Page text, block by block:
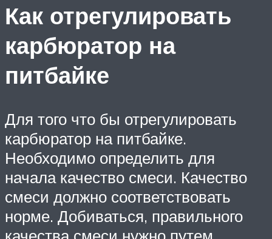
Как отрегулировать
карбюратор на
питбайке
Для того что бы отрегулировать
карбюратор на питбайке.
Необходимо определить для
начала качество смеси. Качество
смеси должно соответствовать
норме. Добиваться, правильного